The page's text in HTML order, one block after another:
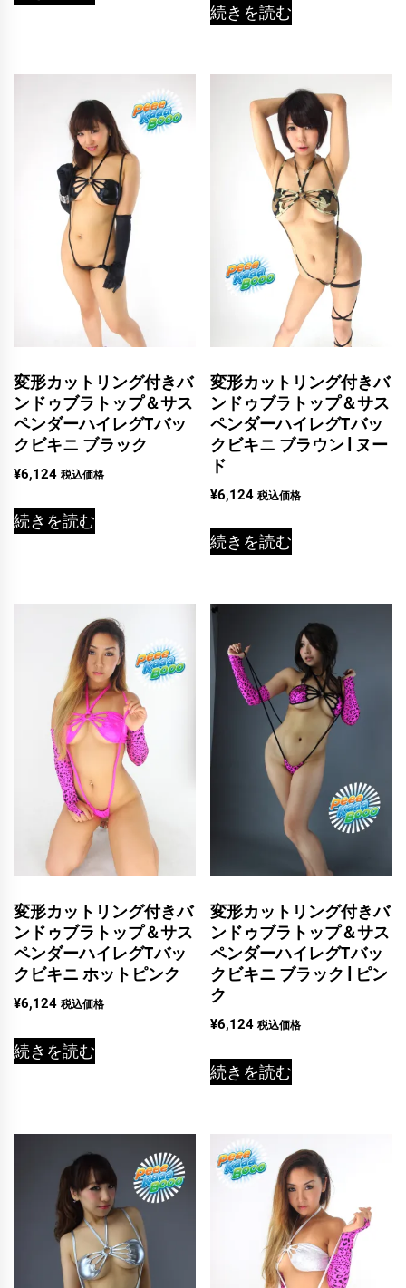
続きを読む
変形カットリング付きバ
ンドゥブラトップ＆サス
ペンダーハイレグTバッ
クビキニ ブラック
¥6,124 税込価格
続きを読む
変形カットリング付きバ
ンドゥブラトップ＆サス
ペンダーハイレグTバッ
クビキニ ブラウン | ヌー
ド
¥6,124 税込価格
続きを読む
変形カットリング付きバ
ンドゥブラトップ＆サス
ペンダーハイレグTバッ
クビキニ ホットピンク
¥6,124 税込価格
続きを読む
変形カットリング付きバ
ンドゥブラトップ＆サス
ペンダーハイレグTバッ
クビキニ ブラック | ピン
ク
¥6,124 税込価格
続きを読む